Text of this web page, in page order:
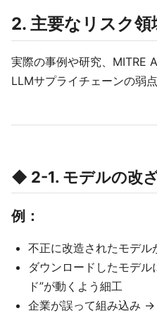
2. 主要なリスク領
実際の事例や研究、MITRE
LLMサプライチェーンの弱
◆ 2-1. モデルの改
例：
不正に改造されたモデル
ダウンロードしたモデル
ド”が動くよう細工
企業が誤って組み込み →